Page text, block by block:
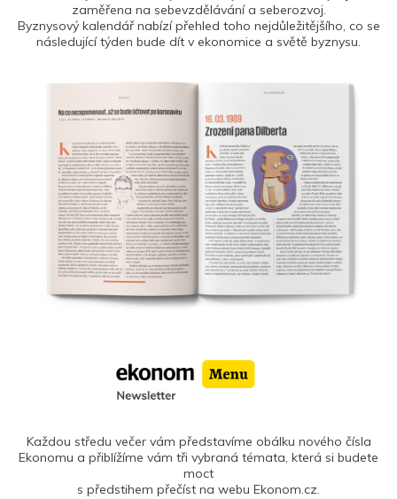
zaměřena na sebevzdělávání a seberozvoj.
Byznysový kalendář nabízí přehled toho nejdůležitějšího, co se
následující týden bude dít v ekonomice a světě byznysu.
Každou středu večer vám představíme obálku nového čísla
Ekonomu a přiblížíme vám tři vybraná témata, která si budete
moct
s předstihem přečíst na webu Ekonom.cz.